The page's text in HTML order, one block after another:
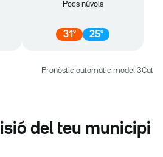
Pocs núvols
31 º 25º
Pronòstic automàtic model 3Cat
del teu municipi